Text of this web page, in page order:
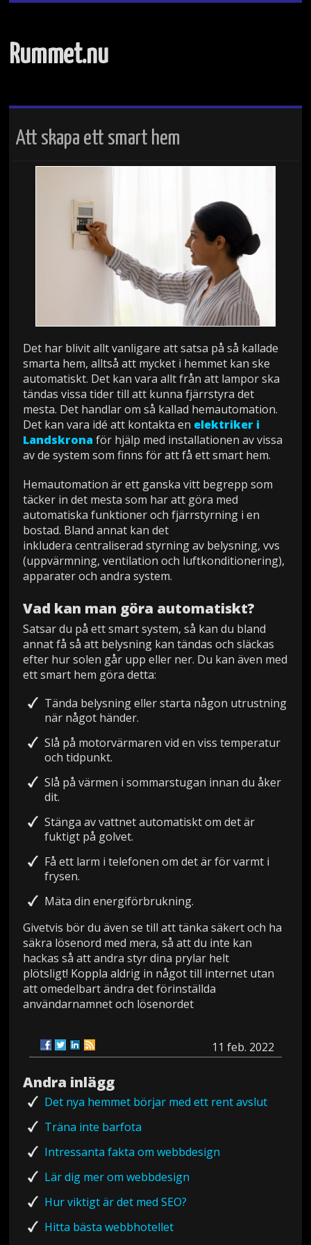
Rummet.nu
Att skapa ett smart hem
Det har blivit allt vanligare att satsa på så kallade
smarta hem, alltså att mycket i hemmet kan ske
automatiskt. Det kan vara allt från att lampor ska
tändas vissa tider till att kunna fjärrstyra det
mesta. Det handlar om så kallad hemautomation.
Det kan vara idé att kontakta en elektriker i
Landskronaför hjälp med installationen av vissa
av de system som finns för att få ett smart hem.
Hemautomation är ett ganska vitt begrepp som
täcker in det mesta som har att göra med
automatiska funktioner och fjärrstyrning i en
bostad. Bland annat kan det
inkludera centraliserad styrning av belysning, vvs
(uppvärmning, ventilation och luftkonditionering),
apparater och andra system.
Vad kan man göra automatiskt?
Satsar du på ett smart system, så kan du bland
annat få så att belysning kan tändas och släckas
efter hur solen går upp eller ner. Du kan även med
ett smart hem göra detta:
Tända belysning eller starta någon utrustning
när något händer.
Slå på motorvärmaren vid en viss temperatur
och tidpunkt.
Slå på värmen i sommarstugan innan du åker
dit.
Stänga av vattnet automatiskt om det är
fuktigt på golvet.
Få ett larm i telefonen om det är för varmt i
frysen.
Mäta din energiförbrukning.
Givetvis bör du även se till att tänka säkert och ha
säkra lösenord med mera, så att du inte kan
hackas så att andra styr dina prylar helt
plötsligt! Koppla aldrig in något till internet utan
att omedelbart ändra det förinställda
användarnamnet och lösenordet
11 feb. 2022
Andra inlägg
Det nya hemmet börjar med ett rent avslut
Träna inte barfota
Intressanta fakta om webbdesign
Lär dig mer om webbdesign
Hur viktigt är det med SEO?
Hitta bästa webbhotellet